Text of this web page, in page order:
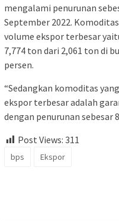
mengalami penurunan
September 2022.
volume ekspor terbesar
7,774 ton dari 2,061 ton di
persen.
“Sedangkan komoditas
ekspor terbesar adalah
dengan penurunan sebesar
Post Views: 311
bps Ekspor